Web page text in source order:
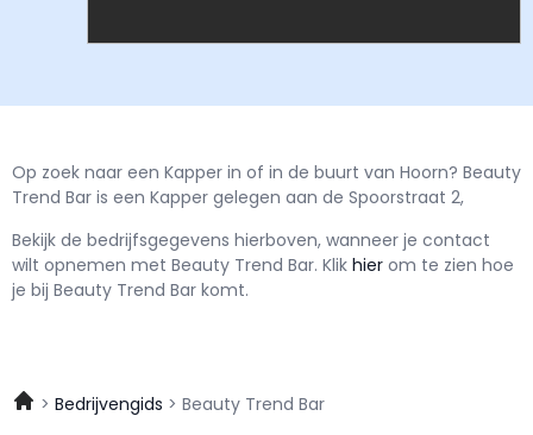
Op zoek naar een Kapper in of in de buurt van Hoorn? Beauty
Trend Bar is een Kapper gelegen aan de Spoorstraat 2,
Bekijk de bedrijfsgegevens hierboven, wanneer je contact
wilt opnemen met Beauty Trend Bar. Klik hier om te zien hoe
je bij Beauty Trend Bar komt.
Bedrijvengids Beauty Trend Bar